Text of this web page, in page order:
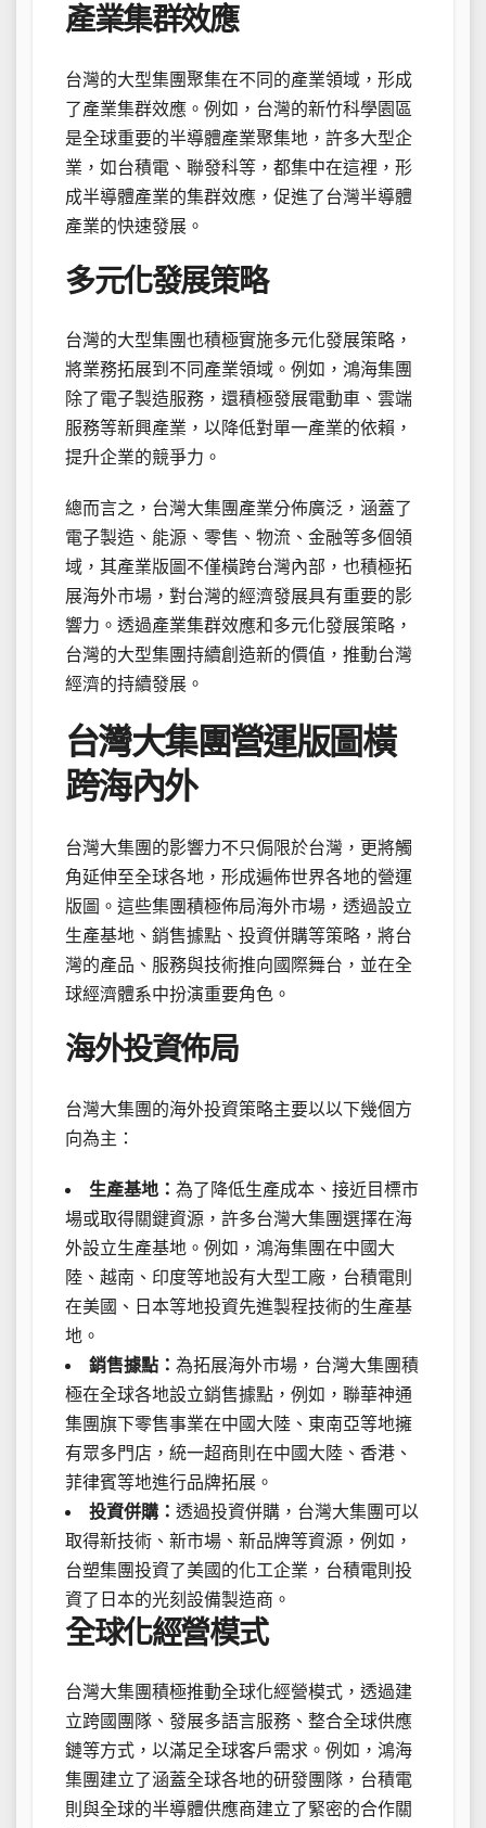
產業集群效應
台灣的大型集團聚集在不同的產業領域，形成
了產業集群效應。例如，台灣的新竹科學園區
是全球重要的半導體產業聚集地，許多大型企
業，如台積電、聯發科等，都集中在這裡，形
成半導體產業的集群效應，促進了台灣半導體
產業的快速發展。
多元化發展策略
台灣的大型集團也積極實施多元化發展策略，
將業務拓展到不同產業領域。例如，鴻海集團
除了電子製造服務，還積極發展電動車、雲端
服務等新興產業，以降低對單一產業的依賴，
提升企業的競爭力。
總而言之，台灣大集團產業分佈廣泛，涵蓋了
電子製造、能源、零售、物流、金融等多個領
域，其產業版圖不僅橫跨台灣內部，也積極拓
展海外市場，對台灣的經濟發展具有重要的影
響力。透過產業集群效應和多元化發展策略，
台灣的大型集團持續創造新的價值，推動台灣
經濟的持續發展。
台灣大集團營運版圖橫
跨海內外
台灣大集團的影響力不只侷限於台灣，更將觸
角延伸至全球各地，形成遍佈世界各地的營運
版圖。這些集團積極佈局海外市場，透過設立
生產基地、銷售據點、投資併購等策略，將台
灣的產品、服務與技術推向國際舞台，並在全
球經濟體系中扮演重要角色。
海外投資佈局
台灣大集團的海外投資策略主要以以下幾個方
向為主：
生產基地： 為了降低生產成本、接近目標市
場或取得關鍵資源，許多台灣大集團選擇在海
外設立生產基地。例如，鴻海集團在中國大
陸、越南、印度等地設有大型工廠，台積電則
在美國、日本等地投資先進製程技術的生產基
地。
銷售據點： 為拓展海外市場，台灣大集團積
極在全球各地設立銷售據點，例如，聯華神通
集團旗下零售事業在中國大陸、東南亞等地擁
有眾多門店，統一超商則在中國大陸、香港、
菲律賓等地進行品牌拓展。
投資併購： 透過投資併購，台灣大集團可以
取得新技術、新市場、新品牌等資源，例如，
台塑集團投資了美國的化工企業，台積電則投
資了日本的光刻設備製造商。
全球化經營模式
台灣大集團積極推動全球化經營模式，透過建
立跨國團隊、發展多語言服務、整合全球供應
鏈等方式，以滿足全球客戶需求。例如，鴻海
集團建立了涵蓋全球各地的研發團隊，台積電
則與全球的半導體供應商建立了緊密的合作關